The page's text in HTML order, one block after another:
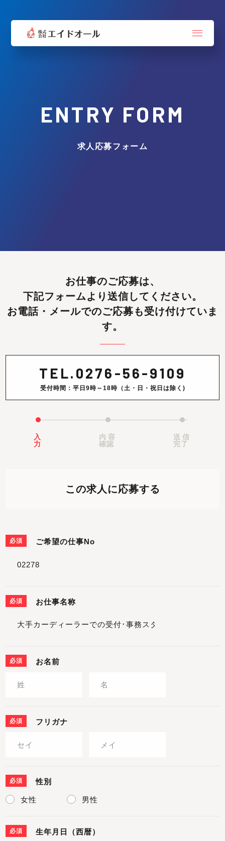
ENTRY FORM
求人応募フォーム
お仕事のご応募は、
下記フォームより送信してください。
お電話・メールでのご応募も受け付けていま
す。
TEL. 0276-56-9109
受付時間：平日9時～18時（土・日・祝日は除く)
入
力
内容
確認
送信
完了
この求人に応募する
必須 ご希望の仕事No
必須 お仕事名称
必須 お名前
必須 フリガナ
必須 性別
女性 男性
必須 生年月日（西暦）